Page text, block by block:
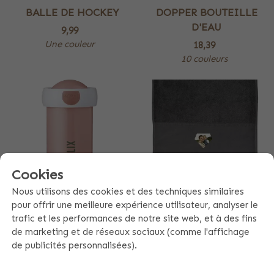
BALLE DE HOCKEY
9,99
Une couleur
DOPPER BOUTEILLE
D'EAU
18,39
10 couleurs
MEPAL CAMPUS
GOURDE
18,99
SERVIETTE DE SPORT
17,99
Cookies
Nous utilisons des cookies et des techniques similaires
pour offrir une meilleure expérience utilisateur, analyser le
trafic et les performances de notre site web, et à des fins
de marketing et de réseaux sociaux (comme l'affichage
de publicités personnalisées).